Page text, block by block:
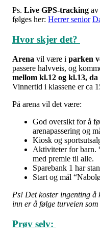
Ps. Live GPS-tracking av
følges her: Herrer senior
Hvor skjer det?
Arena vil være i parken
passere halvveis, og
mellom kl.12 og kl.13,
Vinnertid i klassene er ca
På arena vil det være:
God oversikt for å
arenapassering og
Kiosk og
Aktiviteter for barn.
med premie til alle.
Sparebank 1 har
Start og mål
Ps! Det koster ingenting å
inn er å følge turveien
Prøv selv: